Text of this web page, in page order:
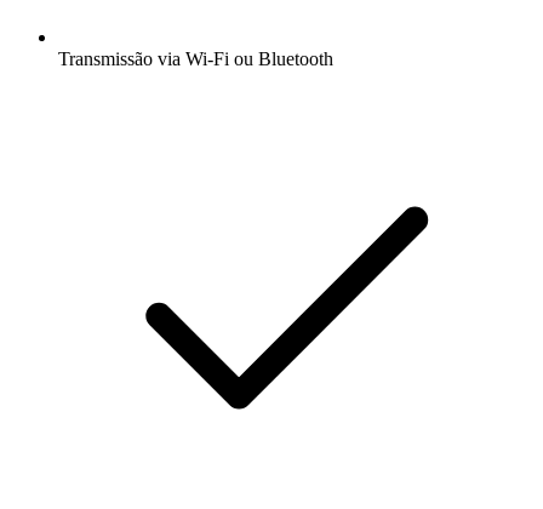
Transmissão via Wi-Fi ou Bluetooth